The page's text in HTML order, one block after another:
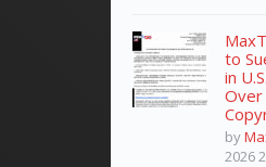
to
in
Over
by
2026